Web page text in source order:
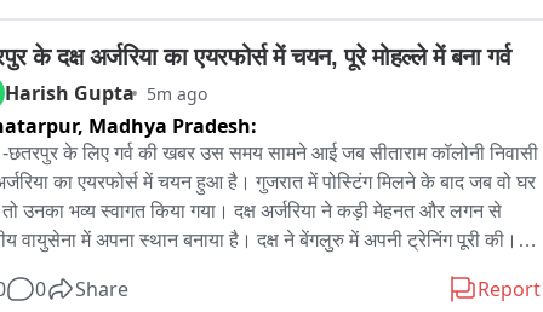
है कि शिक्षक रोजाना स्कूल पहुंचकर पहले ई-अटेंडेंस दर्ज करते हैं और उसके
स्कूल छोड़कर अपने घर चले जाते हैं।
की बात यह है कि उनकी जगह गांव की ही एक युवती प्रीति रावत मात्र 4500
बच्चों को पढ़ाती नजर आई। सरकारी स्कूल पूरी तरह से प्राइवेट व्यवस्था पर
था।
मामले की जानकारी जब जिला शिक्षा अधिकारी को लगी तो उन्होंने औचक
किया। निरीक्षण के दौरान सच्चाई सामने आ गई—सरकारी शिक्षक गायब थे
जगह प्राइवेट युवती बच्चों को पढ़ा रही थी।
के दक्ष अर्जरिया का एयरफोर्स में चयन, पूरे मोहल्ले में बना गर्व
Harish Gupta 5m ago
Madhya Pradesh:
छतरपुर के लिए गर्व की खबर उस समय सामने आई जब सीताराम कॉलोनी निवासी
का एयरफोर्स में चयन हुआ है। गुजरात में पोस्टिंग मिलने के बाद जब वो घर
उनका भव्य स्वागत किया गया। दक्ष अर्जरिया ने कड़ी मेहनत और लगन से
वायुसेना में अपना स्थान बनाया है। दक्ष ने बेंगलुरु में अपनी ट्रेनिंग पूरी की।
की सीताराम कॉलोनी पहुंचे तो दोस्तों और मोहल्ले वालों ने फूल-मालाएं पहनाकर
0 Share Report